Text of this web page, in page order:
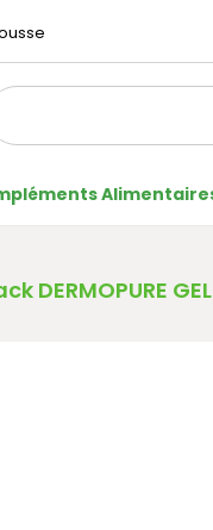
DERMOPURE